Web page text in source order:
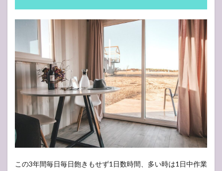
この3年間毎日毎日飽きもせず1日数時間、多い時は1日中作業